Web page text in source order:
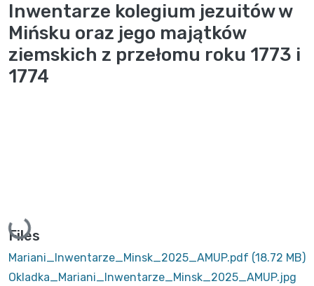
Inwentarze kolegium jezuitów w
Mińsku oraz jego majątków
ziemskich z przełomu roku 1773 i
1774
Loading...
Files
Mariani_Inwentarze_Minsk_2025_AMUP.pdf (18.72 MB)
Okladka_Mariani_Inwentarze_Minsk_2025_AMUP.jpg